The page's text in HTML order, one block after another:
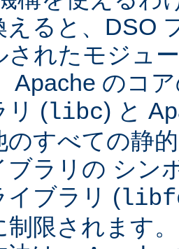
えると、DSO
されたモジュ
Apache のコ
リ (libc) と
のすべての静
ブラリの シン
イブラリ (
制限されます